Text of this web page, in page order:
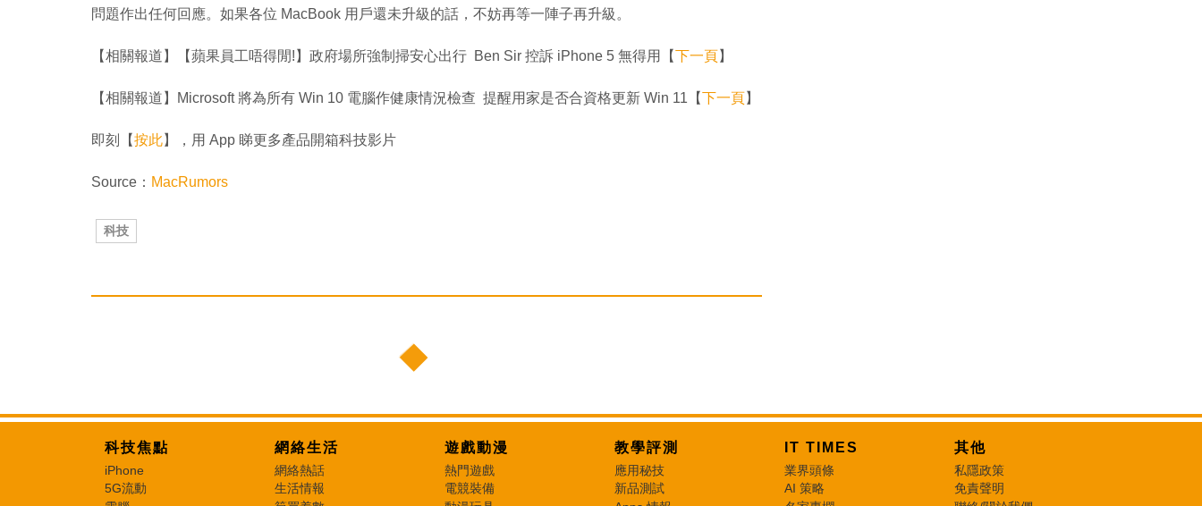
問題作出任何回應。如果各位 MacBook 用戶還未升級的話，不妨再等一陣子再升級。
【相關報道】【蘋果員工唔得閒!】政府場所強制掃安心出行 Ben Sir 控訴 iPhone 5 無得用【下一頁】
【相關報道】Microsoft 將為所有 Win 10 電腦作健康情況檢查 提醒用家是否合資格更新 Win 11【下一頁】
即刻【按此】，用 App 睇更多產品開箱科技影片
Source： MacRumors
科技
科技焦點
iPhone
5G流動
網絡生活
網絡熱話
生活情報
遊戲動漫
熱門遊戲
電競裝備
教學評測
應用秘技
新品測試
IT TIMES
業界頭條
AI 策略
其他
私隱政策
免責聲明